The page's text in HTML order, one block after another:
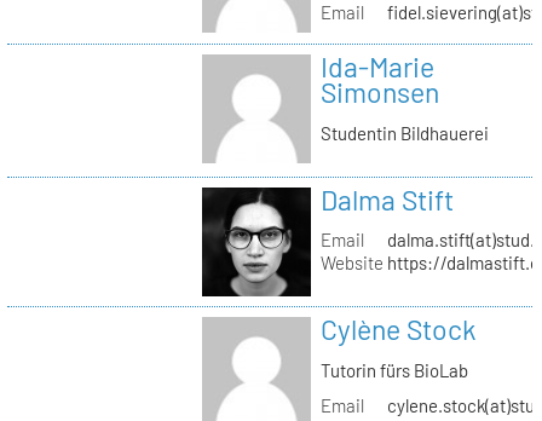
Email
Ida-Marie
Simonsen
Studentin Bildhauerei
Dalma Stift
Email
Website https://
Cylène Stock
Tutorin fürs BioLab
Email